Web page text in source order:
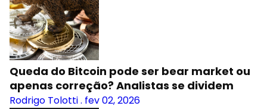
Queda do Bitcoin pode ser bear market ou
apenas correção? Analistas se dividem
Rodrigo Tolotti. fev 02, 2026